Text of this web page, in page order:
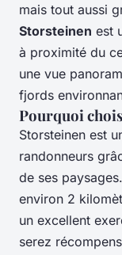
mais tout aussi
Storsteinen est
à proximité du
une vue
fjords
Pourquoi
Storsteinen est
randonneurs
de ses
environ 2
un excellent
serez